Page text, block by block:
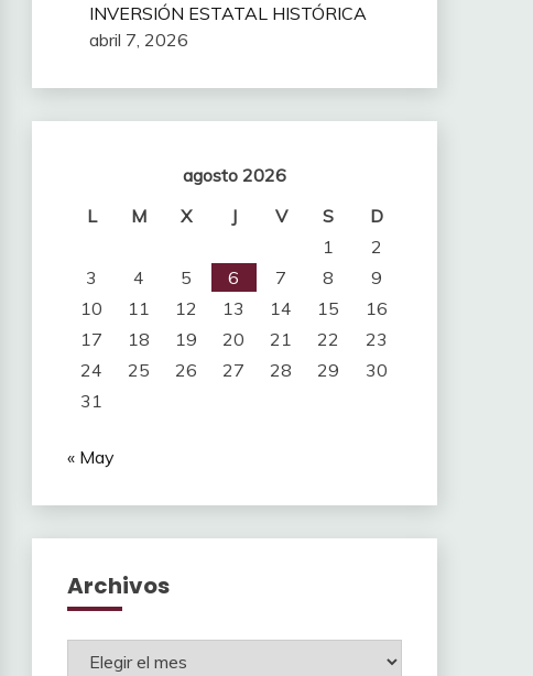
INVERSIÓN ESTATAL HISTÓRICA
abril 7, 2026
agosto 2026
L
M X J V S
D
1
2
3
4 5 6 7 8
9
10
11 12 13 14 15
16
17
18 19 20 21 22
23
24
25 26 27 28 29
30
31
« May
Archivos
Archivos